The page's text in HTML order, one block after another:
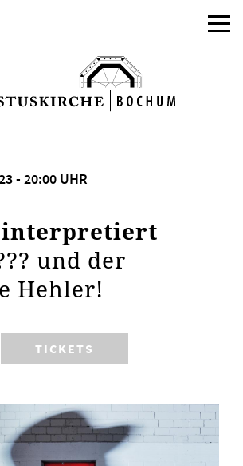
AKTUELLES
PROGRAMM
- 20:00 UHR
interpretiert
und der
Hehler!
TICKETS